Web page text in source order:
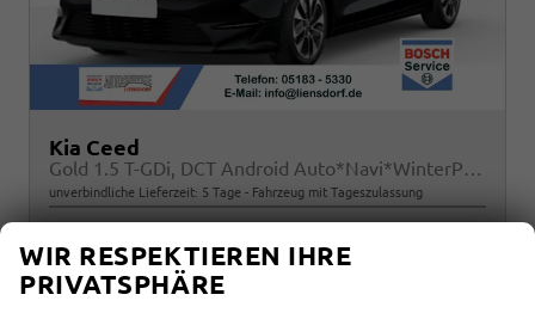
Kia Ceed
Gold 1.5 T-GDi, DCT Android Auto*Navi*WinterPak*Klimaauto*16"*Kamera*PrivacyGlas*
unverbindliche Lieferzeit: 5 Tage Fahrzeug mit Tageszulassung
Fahrzeugnr. 29907 GetriebeAutomatik
Kraftstoff Benzin
WIR RESPEKTIEREN IHRE
PRIVATSPHÄRE